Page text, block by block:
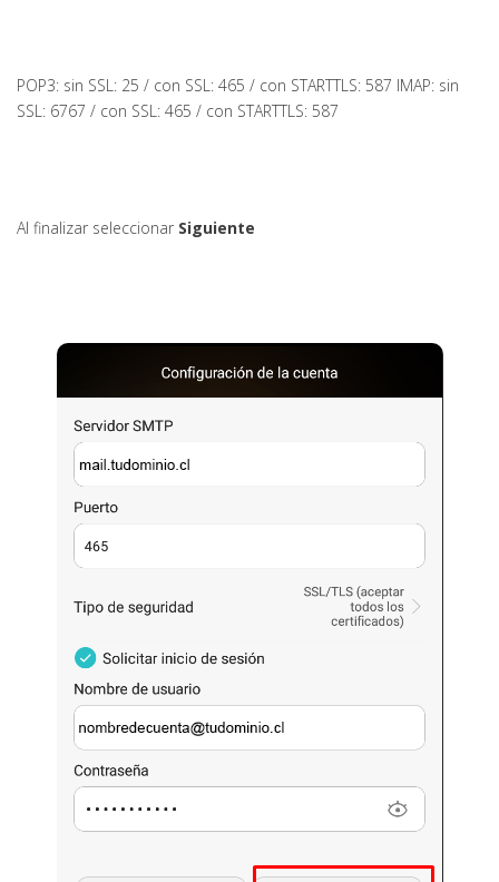
POP3: sin SSL: 25 / con SSL: 465 / con STARTTLS: 587 IMAP: sin
SSL: 6767 / con SSL: 465 / con STARTTLS: 587
Al finalizar seleccionar Siguiente